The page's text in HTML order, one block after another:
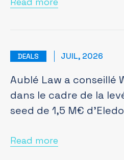
DEALS JUIL, 2026
Aublé Law a conseillé
dans le cadre de la
seed de 1,5 M€
Read more